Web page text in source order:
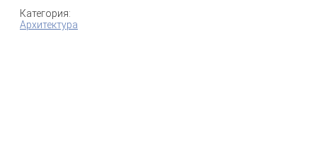
Категория:
Архитектура